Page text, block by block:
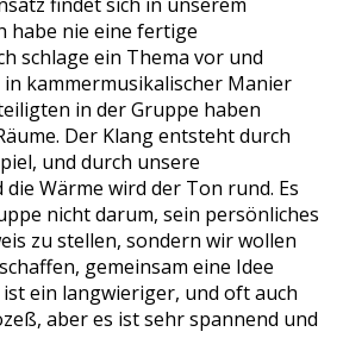
habe nie eine fertige
schlage ein Thema vor und
kammermusikalischer Manier
in der Gruppe haben
Der Klang entsteht durch
und durch unsere
Wärme wird der Ton rund. Es
nicht darum, sein persönliches
zu stellen, sondern wir wollen
gemeinsam eine Idee
ein langwieriger, und oft auch
aber es ist sehr spannend und